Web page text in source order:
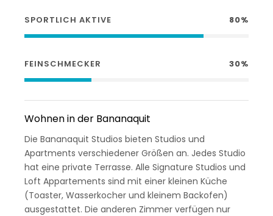
SPORTLICH AKTIVE 80%
FEINSCHMECKER 30%
Wohnen in der Bananaquit
Die Bananaquit Studios bieten Studios und
Apartments verschiedener Größen an. Jedes Studio
hat eine private Terrasse. Alle Signature Studios und
Loft Appartements sind mit einer kleinen Küche
(Toaster, Wasserkocher und kleinem Backofen)
ausgestattet. Die anderen Zimmer verfügen nur